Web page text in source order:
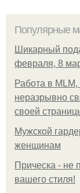
Популярные
Шикарный
февраля, 8
Работа в
неразрывно
своей
Мужской
женщинам
Прическа - не
вашего стиля!